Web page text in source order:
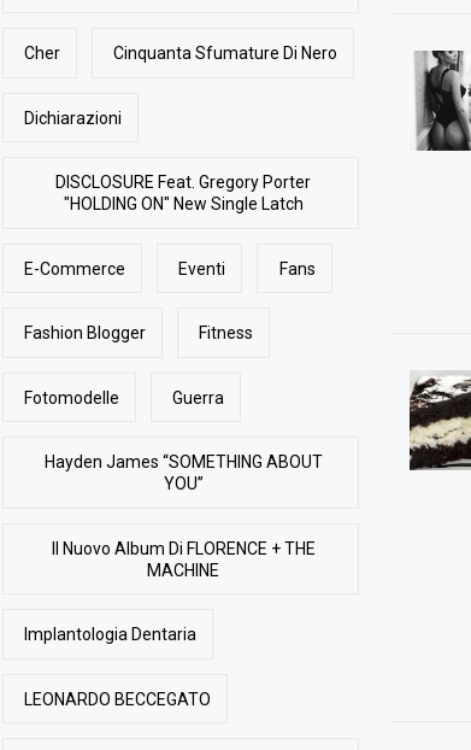
Cher Cinquanta Sfumature Di Nero
Dichiarazioni
DISCLOSURE Feat. Gregory Porter
"HOLDING ON" New Single Latch
E-Commerce Eventi Fans
Fashion Blogger Fitness
Fotomodelle Guerra
Hayden James “SOMETHING ABOUT
YOU”
Il Nuovo Album Di FLORENCE + THE
MACHINE
Implantologia Dentaria
LEONARDO BECCEGATO